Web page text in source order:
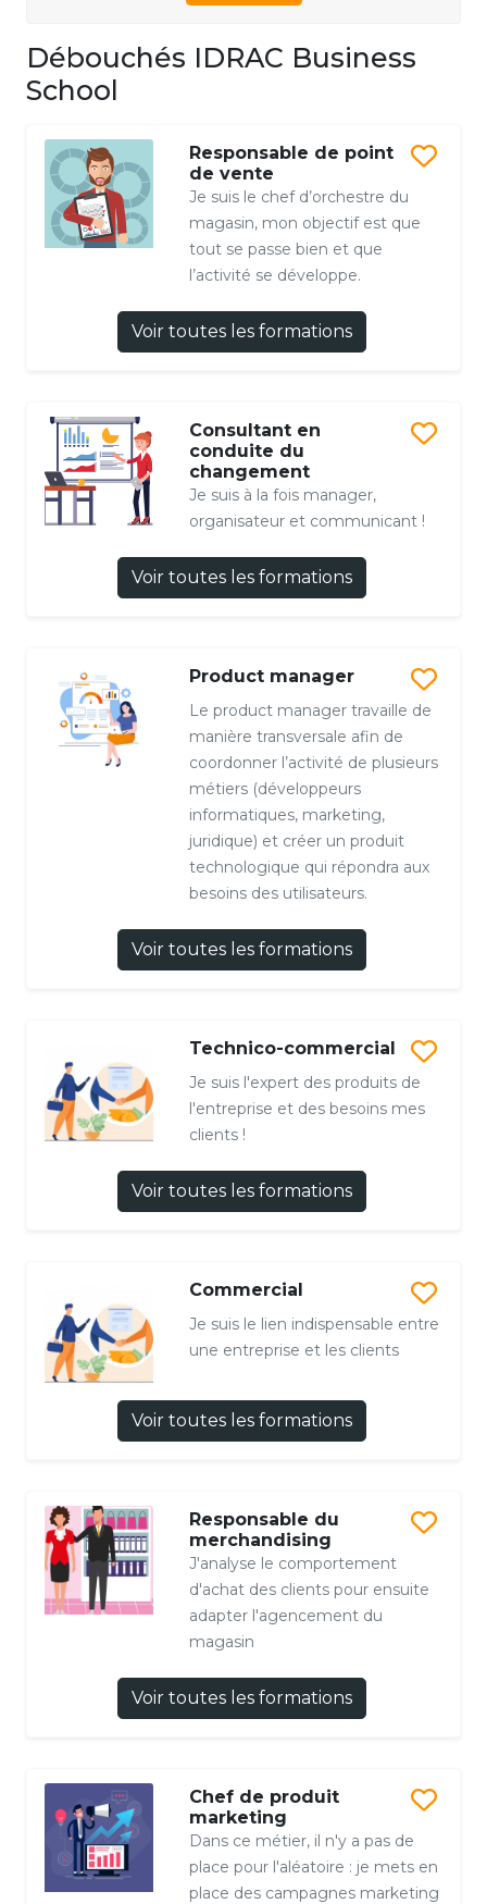
Débouchés IDRAC Business
School
Responsable de point
de vente
Je suis le chef d’orchestre du
magasin, mon objectif est que
tout se passe bien et que
l’activité se développe.
Voir toutes les formations
Consultant en
conduite du
changement
Je suis à la fois manager,
organisateur et communicant !
Voir toutes les formations
Product manager
Le product manager travaille de
manière transversale afin de
coordonner l’activité de plusieurs
métiers (développeurs
informatiques, marketing,
juridique) et créer un produit
technologique qui répondra aux
besoins des utilisateurs.
Voir toutes les formations
Technico-commercial
Je suis l'expert des produits de
l'entreprise et des besoins mes
clients !
Voir toutes les formations
Commercial
Je suis le lien indispensable entre
une entreprise et les clients
Voir toutes les formations
Responsable du
merchandising
J'analyse le comportement
d'achat des clients pour ensuite
adapter l'agencement du
magasin
Voir toutes les formations
Chef de produit
marketing
Dans ce métier, il n'y a pas de
place pour l'aléatoire : je mets en
place des campagnes marketing